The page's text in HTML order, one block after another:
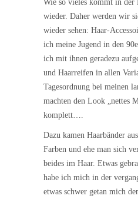
Wie so vieles kommt in der
wieder. Daher werden wir
wieder sehen: Haar-
ich meine Jugend in den
ich mit ihnen geradezu
und Haarreifen in allen
Tagesordnung bei meinen
machten den Look „nettes
komplett….
Dazu kamen Haarbänder
Farben und ehe man sich
beides im Haar. Etwas
habe ich mich in der
etwas schwer getan mich